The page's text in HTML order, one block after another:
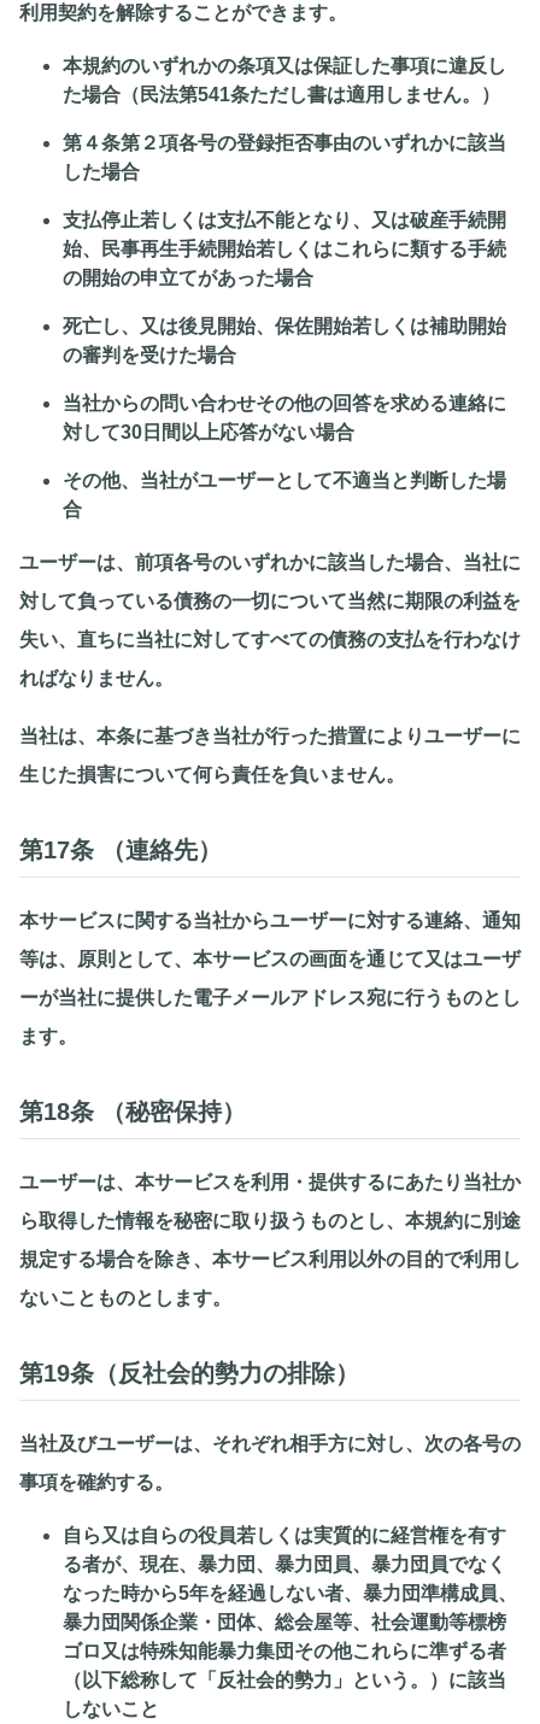
利用契約を解除することができます。
本規約のいずれかの条項又は保証した事項に違反し
た場合（民法第541条ただし書は適用しません。）
第４条第２項各号の登録拒否事由のいずれかに該当
した場合
支払停止若しくは支払不能となり、又は破産手続開
始、民事再生手続開始若しくはこれらに類する手続
の開始の申立てがあった場合
死亡し、又は後見開始、保佐開始若しくは補助開始
の審判を受けた場合
当社からの問い合わせその他の回答を求める連絡に
対して30日間以上応答がない場合
その他、当社がユーザーとして不適当と判断した場
合
ユーザーは、前項各号のいずれかに該当した場合、当社に
対して負っている債務の一切について当然に期限の利益を
失い、直ちに当社に対してすべての債務の支払を行わなけ
ればなりません。
当社は、本条に基づき当社が行った措置によりユーザーに
生じた損害について何ら責任を負いません。
第17条 （連絡先）
本サービスに関する当社からユーザーに対する連絡、通知
等は、原則として、本サービスの画面を通じて又はユーザ
ーが当社に提供した電子メールアドレス宛に行うものとし
ます。
第18条 （秘密保持）
ユーザーは、本サービスを利用・提供するにあたり当社か
ら取得した情報を秘密に取り扱うものとし、本規約に別途
規定する場合を除き、本サービス利用以外の目的で利用し
ないことものとします。
第19条（反社会的勢力の排除）
当社及びユーザーは、それぞれ相手方に対し、次の各号の
事項を確約する。
自ら又は自らの役員若しくは実質的に経営権を有す
る者が、現在、暴力団、暴力団員、暴力団員でなく
なった時から5年を経過しない者、暴力団準構成員、
暴力団関係企業・団体、総会屋等、社会運動等標榜
ゴロ又は特殊知能暴力集団その他これらに準ずる者
（以下総称して「反社会的勢力」という。）に該当
しないこと